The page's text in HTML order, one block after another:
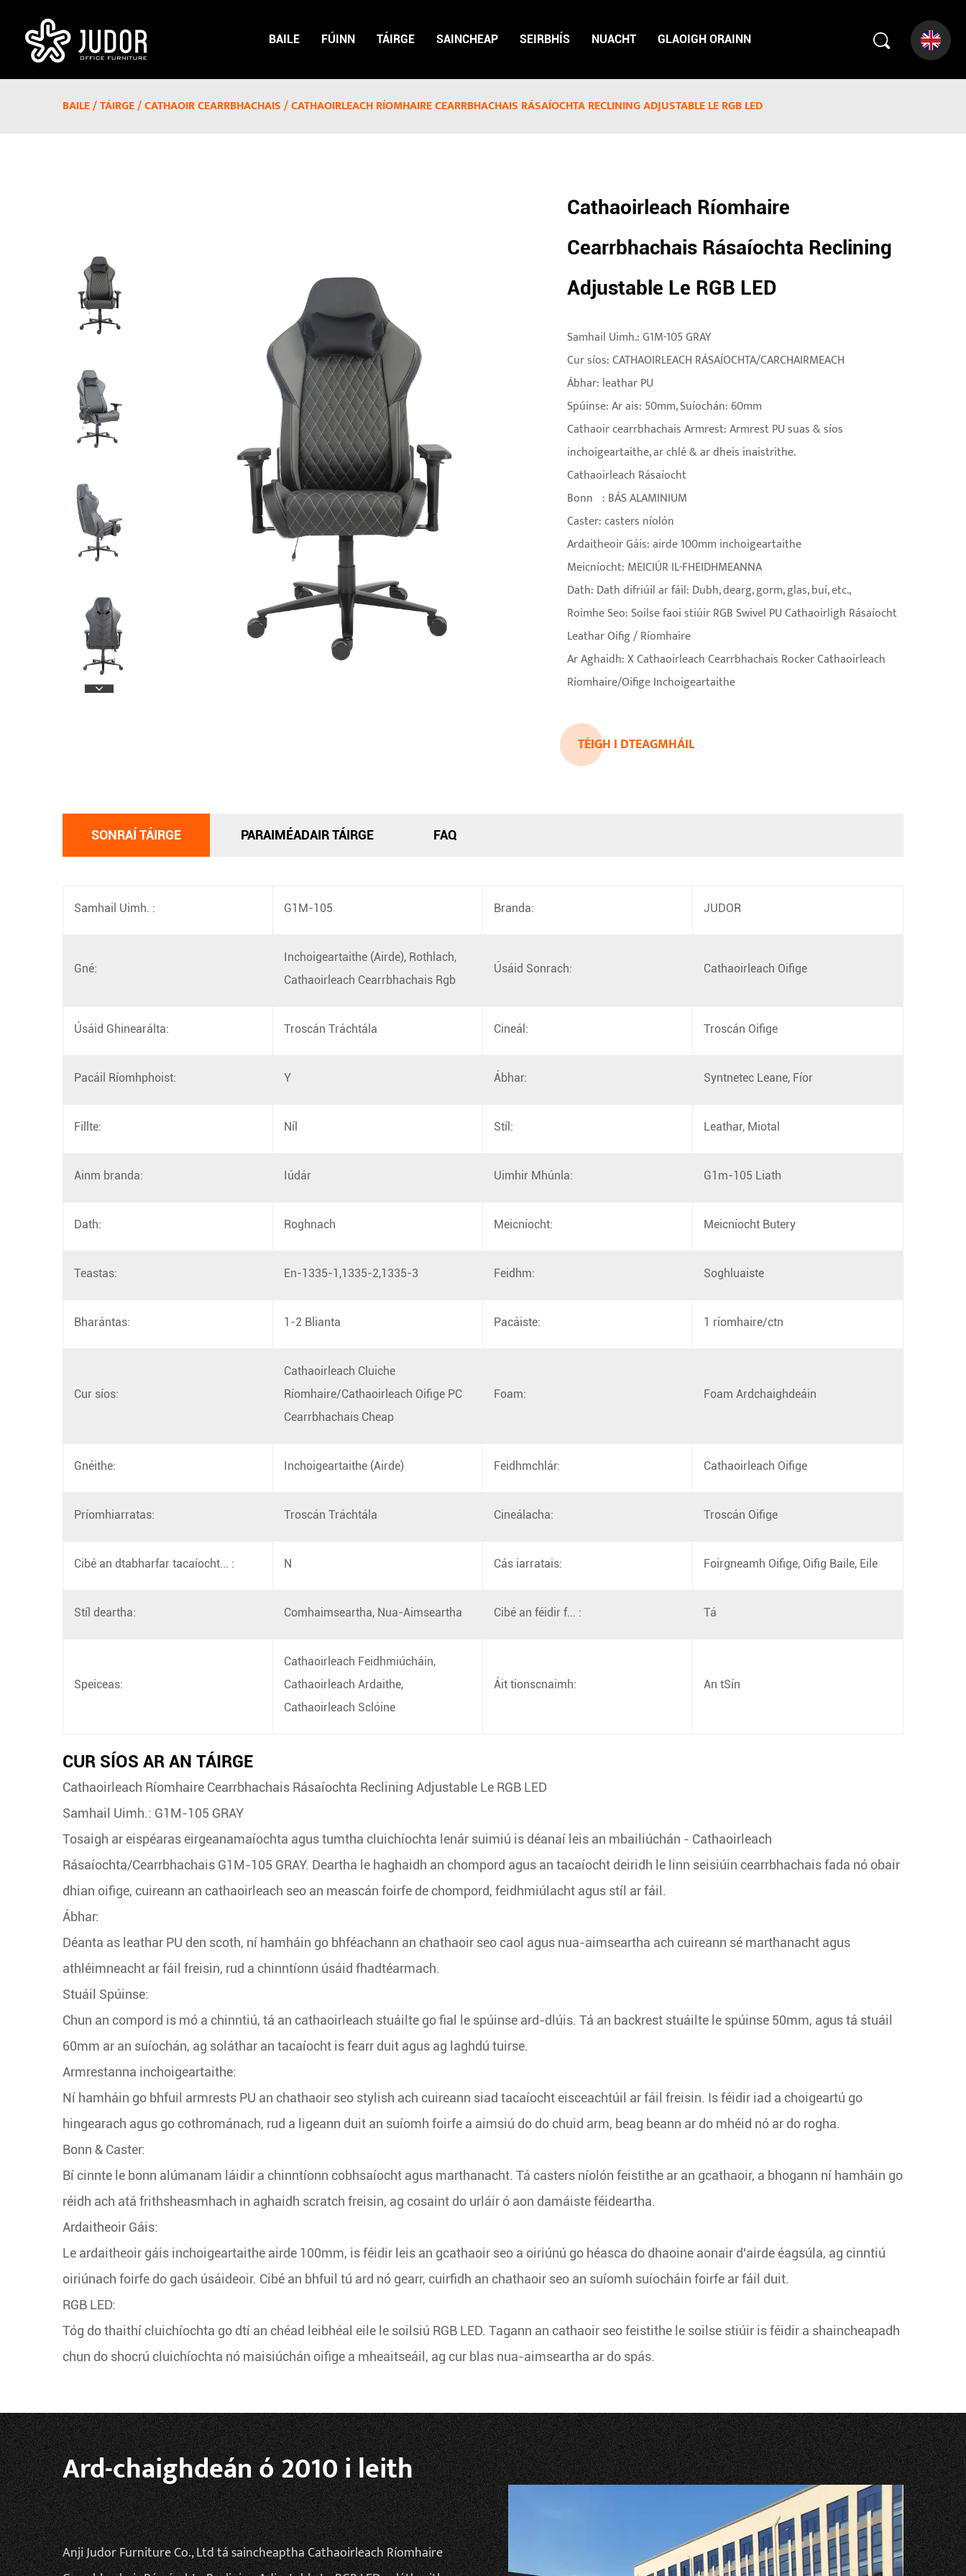
BAILE FÚINN TÁIRGE SAINCHEAP SEIRBHÍS NUACHT GLAOIGH ORAINN
BAILE/TÁIRGE/CATHAOIR CEARRBHACHAIS/CATHAOIRLEACH RÍOMHAIRE CEARRBHACHAIS RÁSAÍOCHTA RECLINING ADJUSTABLE LE RGB LED
Cathaoirleach Ríomhaire
Cearrbhachais Rásaíochta Reclining
Adjustable Le RGB LED
Samhail Uimh.: G1M-105 GRAY
Cur síos: CATHAOIRLEACH RÁSAÍOCHTA/CARCHAIRMEACH
Ábhar: leathar PU
Spúinse: Ar ais: 50mm, Suíochán: 60mm
Cathaoir cearrbhachais Armrest: Armrest PU suas & síos
inchoigeartaithe, ar chlé & ar dheis inaistrithe.
Cathaoirleach Rásaíocht
Bonn : BÁS ALAMINIUM
Caster: casters níolón
Ardaitheoir Gáis: airde 100mm inchoigeartaithe
Meicníocht: MEICIÚR IL-FHEIDHMEANNA
Dath: Dath difriúil ar fáil: Dubh, dearg, gorm, glas, buí, etc.,
Roimhe Seo: Soilse faoi stiúir RGB Swivel PU Cathaoirligh Rásaíocht
Leathar Oifig / Ríomhaire
Ar Aghaidh: X Cathaoirleach Cearrbhachais Rocker Cathaoirleach
Ríomhaire/Oifige Inchoigeartaithe
TÉIGH I DTEAGMHÁIL
SONRAÍ TÁIRGE PARAIMÉADAIR TÁIRGE FAQ
Samhail Uimh. : G1M-105 Branda: JUDOR
Gné:
Inchoigeartaithe (Airde), Rothlach,
Cathaoirleach Cearrbhachais Rgb
Úsáid Sonrach: Cathaoirleach Oifige
Úsáid Ghinearálta: Troscán Tráchtála Cineál: Troscán Oifige
Pacáil Ríomhphoist: Y Ábhar: Syntnetec Leane, Fíor
Fillte: Níl Stíl: Leathar, Miotal
Ainm branda: Iúdár Uimhir Mhúnla: G1m-105 Liath
Dath: Roghnach Meicníocht: Meicníocht Butery
Teastas: En-1335-1,1335-2,1335-3 Feidhm: Soghluaiste
Bharántas: 1-2 Blianta Pacáiste: 1 ríomhaire/ctn
Cur síos:
Cathaoirleach Cluiche
Ríomhaire/Cathaoirleach Oifige PC
Cearrbhachais Cheap
Foam: Foam Ardchaighdeáin
Gnéithe: Inchoigeartaithe (Airde) Feidhmchlár: Cathaoirleach Oifige
Príomhiarratas: Troscán Tráchtála Cineálacha: Troscán Oifige
Cibé an dtabharfar tacaíocht... : N Cás iarratais: Foirgneamh Oifige, Oifig Baile, Eile
Stíl deartha: Comhaimseartha, Nua-Aimseartha Cibé an féidir f... : Tá
Speiceas:
Cathaoirleach Feidhmiúcháin,
Cathaoirleach Ardaithe,
Cathaoirleach Sclóine
Áit tionscnaimh: An tSín
CUR SÍOS AR AN TÁIRGE
Cathaoirleach Ríomhaire Cearrbhachais Rásaíochta Reclining Adjustable Le RGB LED
Samhail Uimh.: G1M-105 GRAY
Tosaigh ar eispéaras eirgeanamaíochta agus tumtha cluichíochta lenár suimiú is déanaí leis an mbailiúchán - Cathaoirleach
Rásaíochta/Cearrbhachais G1M-105 GRAY. Deartha le haghaidh an chompord agus an tacaíocht deiridh le linn seisiúin cearrbhachais fada nó obair
dhian oifige, cuireann an cathaoirleach seo an meascán foirfe de chompord, feidhmiúlacht agus stíl ar fáil.
Ábhar:
Déanta as leathar PU den scoth, ní hamháin go bhféachann an chathaoir seo caol agus nua-aimseartha ach cuireann sé marthanacht agus
athléimneacht ar fáil freisin, rud a chinntíonn úsáid fhadtéarmach.
Stuáil Spúinse:
Chun an compord is mó a chinntiú, tá an cathaoirleach stuáilte go fial le spúinse ard-dlúis. Tá an backrest stuáilte le spúinse 50mm, agus tá stuáil
60mm ar an suíochán, ag soláthar an tacaíocht is fearr duit agus ag laghdú tuirse.
Armrestanna inchoigeartaithe:
Ní hamháin go bhfuil armrests PU an chathaoir seo stylish ach cuireann siad tacaíocht eisceachtúil ar fáil freisin. Is féidir iad a choigeartú go
hingearach agus go cothrománach, rud a ligeann duit an suíomh foirfe a aimsiú do do chuid arm, beag beann ar do mhéid nó ar do rogha.
Bonn & Caster:
Bí cinnte le bonn alúmanam láidir a chinntíonn cobhsaíocht agus marthanacht. Tá casters níolón feistithe ar an gcathaoir, a bhogann ní hamháin go
réidh ach atá frithsheasmhach in aghaidh scratch freisin, ag cosaint do urláir ó aon damáiste féideartha.
Ardaitheoir Gáis:
Le ardaitheoir gáis inchoigeartaithe airde 100mm, is féidir leis an gcathaoir seo a oiriúnú go héasca do dhaoine aonair d'airde éagsúla, ag cinntiú
oiriúnach foirfe do gach úsáideoir. Cibé an bhfuil tú ard nó gearr, cuirfidh an chathaoir seo an suíomh suíocháin foirfe ar fáil duit.
RGB LED:
Tóg do thaithí cluichíochta go dtí an chéad leibhéal eile le soilsiú RGB LED. Tagann an cathaoir seo feistithe le soilse stiúir is féidir a shaincheapadh
chun do shocrú cluichíochta nó maisiúchán oifige a mheaitseáil, ag cur blas nua-aimseartha ar do spás.
Ard-chaighdeán ó 2010 i leith
Anji Judor Furniture Co., Ltd tásaincheaptha Cathaoirleach Ríomhaire